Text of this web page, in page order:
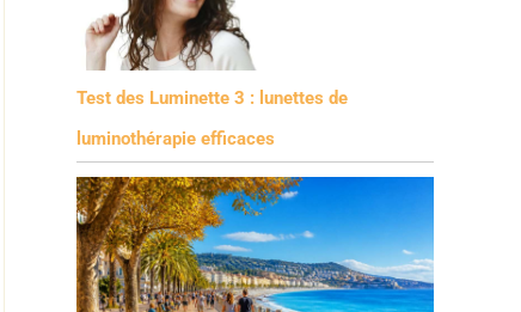
Test des Luminette 3 : lunettes de
luminothérapie efficaces